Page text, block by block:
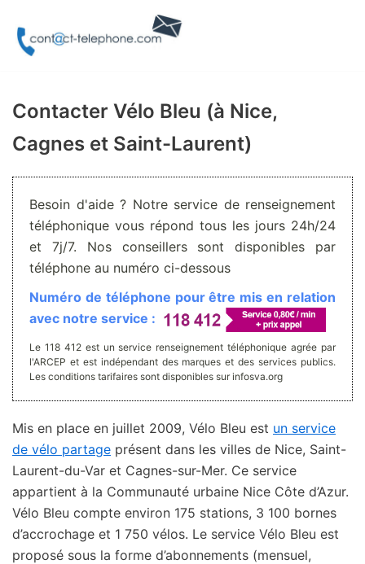
Aller
Contacter Vélo Bleu (à Nice,
Cagnes et Saint-Laurent)
Besoin d'aide ? Notre service de renseignement
téléphonique vous répond tous les jours 24h/24
et 7j/7. Nos conseillers sont disponibles par
téléphone au numéro ci-dessous
Numéro de téléphone pour être mis en relation
avec notre service :
Le 118 412 est un service renseignement téléphonique agrée par
l'ARCEP et est indépendant des marques et des services publics.
Les conditions tarifaires sont disponibles sur infosva.org
Mis en place en juillet 2009, Vélo Bleu est un service
de vélo partage présent dans les villes de Nice, Saint-
Laurent-du-Var et Cagnes-sur-Mer. Ce service
appartient à la Communauté urbaine Nice Côte d’Azur.
Vélo Bleu compte environ 175 stations, 3 100 bornes
d’accrochage et 1 750 vélos. Le service Vélo Bleu est
proposé sous la forme d’abonnements (mensuel,